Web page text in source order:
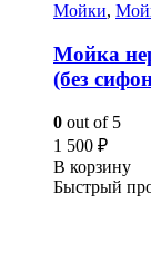
Мойки,
Мойка
(без
0 out of 5
1 500 ₽
В корзину
Быстрый